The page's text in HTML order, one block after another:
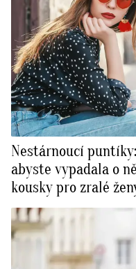
Nestárnoucí
abyste vypadala o
kousky pro zralé